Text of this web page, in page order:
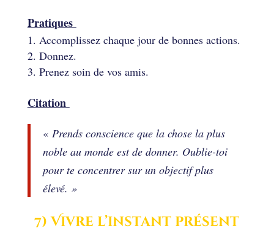
Pratiques
Accomplissez chaque jour de bonnes actions.
Donnez.
Prenez soin de vos amis.
Citation
« Prends conscience que la chose la plus
noble au monde est de donner. Oublie-toi
pour te concentrer sur un objectif plus
élevé. »
7) Vivre l’instant présent